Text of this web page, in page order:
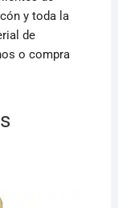
y toda la
de
o compra